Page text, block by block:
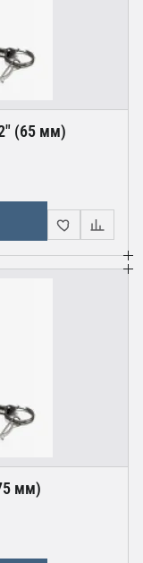
(65 мм)
мм)